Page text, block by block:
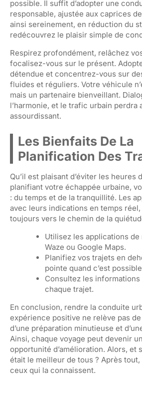
possible. Il suffit d’adopter une
responsable, ajustée aux caprices
ainsi sereinement, en réduction du
redécouvrez le plaisir simple de
Respirez profondément, relâchez
focalisez-vous sur le présent.
détendue et concentrez-vous sur
fluides et réguliers. Votre véhicule
mais un partenaire bienveillant.
l’harmonie, et le trafic urbain perdra
assourdissant.
Les Bienfaits De La
Planification Des
Qu’il est plaisant d’éviter les heures
planifiant votre échappée urbaine,
: du temps et de la tranquillité. Les
avec leurs indications en temps
toujours vers le chemin de la
Utilisez les applications de
Waze ou Google Maps.
Planifiez vos trajets en
pointe quand c’est
Consultez les
chaque trajet.
En conclusion, rendre la conduite
expérience positive ne relève pas de
d’une préparation minutieuse et
Ainsi, chaque voyage peut devenir
opportunité d’amélioration. Alors, et
était le meilleur de tous ? Après
ceux qui la connaissent.